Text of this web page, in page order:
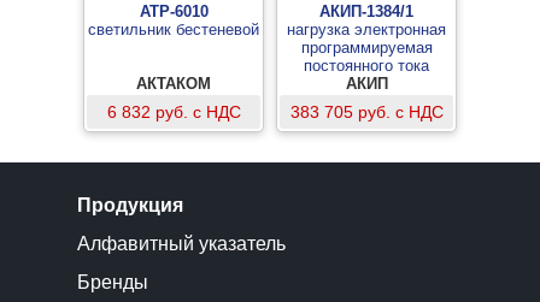
АТР-6010
светильник бестеневой
АКТАКОМ
6 832 руб. с НДС
АКИП-1384/1
нагрузка электронная
программируемая
постоянного тока
АКИП
383 705 руб. с НДС
Продукция
Алфавитный указатель
Бренды